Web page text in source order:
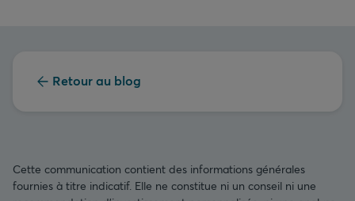
Retour au blog
Cette communication contient des informations générales
fournies à titre indicatif. Elle ne constitue ni un conseil ni une